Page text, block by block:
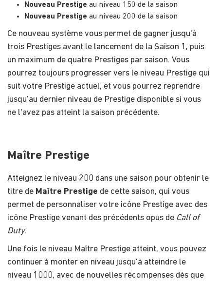
Nouveau Prestige au niveau 150 de la saison
Nouveau Prestige au niveau 200 de la saison
Ce nouveau système vous permet de gagner jusqu'à
trois Prestiges avant le lancement de la Saison 1, puis
un maximum de quatre Prestiges par saison. Vous
pourrez toujours progresser vers le niveau Prestige qui
suit votre Prestige actuel, et vous pourrez reprendre
jusqu'au dernier niveau de Prestige disponible si vous
ne l'avez pas atteint la saison précédente.
Maître Prestige
Atteignez le niveau 200 dans une saison pour obtenir le
titre de Maître Prestige de cette saison, qui vous
permet de personnaliser votre icône Prestige avec des
icône Prestige venant des précédents opus de Call of
Duty.
Une fois le niveau Maître Prestige atteint, vous pouvez
continuer à monter en niveau jusqu'à atteindre le
niveau 1000, avec de nouvelles récompenses dès que